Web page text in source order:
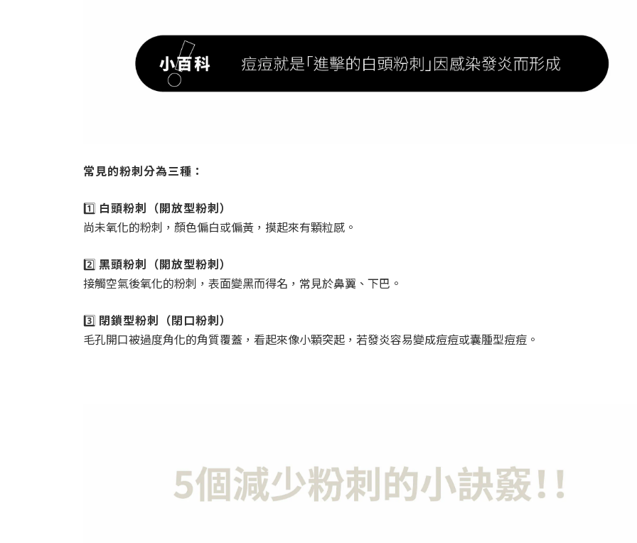
常見的粉刺分為三種：
1️⃣ 白頭粉刺（開放型粉刺）
尚未氧化的粉刺，顏色偏白或偏黃，摸起來有顆粒感。
2️⃣ 黑頭粉刺（開放型粉刺）
接觸空氣後氧化的粉刺，表面變黑而得名，常見於鼻翼、下巴。
3️⃣ 閉鎖型粉刺（閉口粉刺）
毛孔開口被過度角化的角質覆蓋，看起來像小顆突起，若發炎容易變成痘痘或囊腫型痘痘。